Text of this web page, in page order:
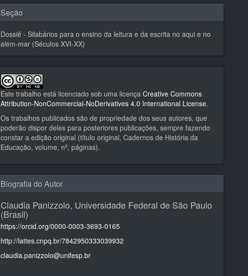
Seção
Dossiê - Silabários para o ensino da leitura e da escrita no aqui e no
além-mar (Séculos XVI-XX)
Este trabalho está licenciado sob uma licençaCreative Commons
Attribution-NonCommercial-NoDerivatives 4.0 International License.
Os trabalhos publicados são de propriedade dos seus autores, que
poderão dispor deles para posteriores publicações, sempre fazendo
constar a edição original (título original, Cadernos de História da
Educação, volume, nº, páginas).
Biografia do Autor
Claudia Panizzolo, Universidade Federal de São Paulo
(Brasil)
https://orcid.org/0000-0003-3693-0165
http://lattes.cnpq.br/7842950333039932
claudia.panizzolo@unifesp.br